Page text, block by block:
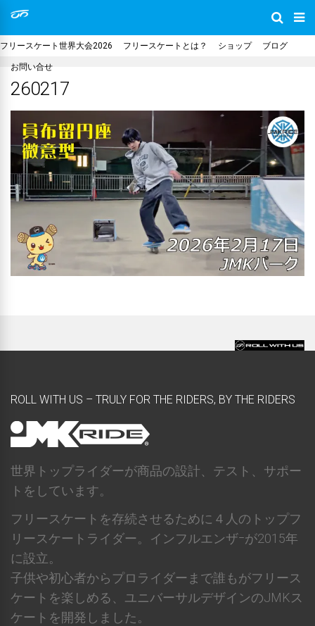
フリースケート世界大会2026 フリースケートとは？ ショップ ブログ
お問い合せ
260217
ROLL WITH US – TRULY FOR THE RIDERS, BY THE RIDERS
世界トップライダーが商品の設計、テスト、サポー
トをしています。
フリースケートを存続させるために４人のトップフ
リースケートライダー。インフルエンザｰが2015年
に設立。
子供や初心者からプロライダーまで誰もがフリース
ケートを楽しめる、ユニバーサルデザインのJMKス
ケートを開発しました。